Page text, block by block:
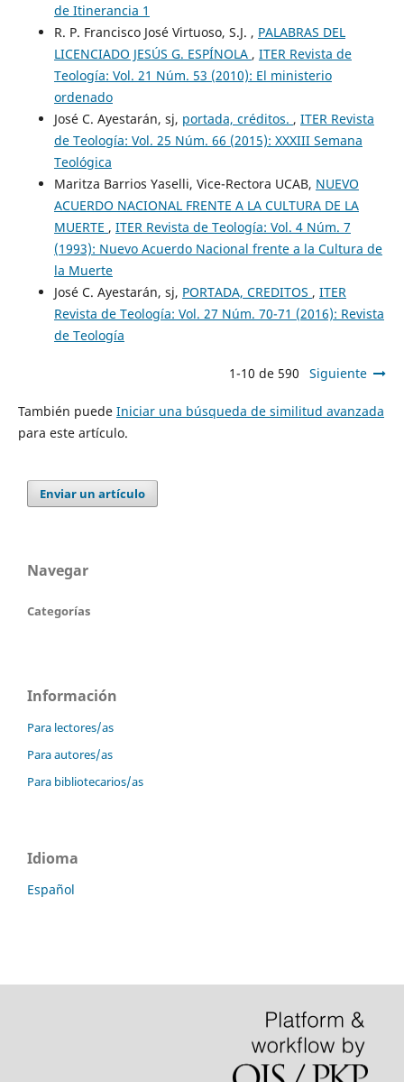
de Itinerancia 1
R. P. Francisco José Virtuoso, S.J. , PALABRAS DEL
LICENCIADO JESÚS G. ESPÍNOLA , ITER Revista de
Teología: Vol. 21 Núm. 53 (2010): El ministerio
ordenado
José C. Ayestarán, sj, portada, créditos. , ITER Revista
de Teología: Vol. 25 Núm. 66 (2015): XXXIII Semana
Teológica
Maritza Barrios Yaselli, Vice-Rectora UCAB, NUEVO
ACUERDO NACIONAL FRENTE A LA CULTURA DE LA
MUERTE , ITER Revista de Teología: Vol. 4 Núm. 7
(1993): Nuevo Acuerdo Nacional frente a la Cultura de
la Muerte
José C. Ayestarán, sj, PORTADA, CREDITOS , ITER
Revista de Teología: Vol. 27 Núm. 70-71 (2016): Revista
de Teología
1-10 de 590 Siguiente
También puede Iniciar una búsqueda de similitud avanzada
para este artículo.
Enviar un artículo
Navegar
Categorías
Información
Para lectores/as
Para autores/as
Para bibliotecarios/as
Idioma
Español